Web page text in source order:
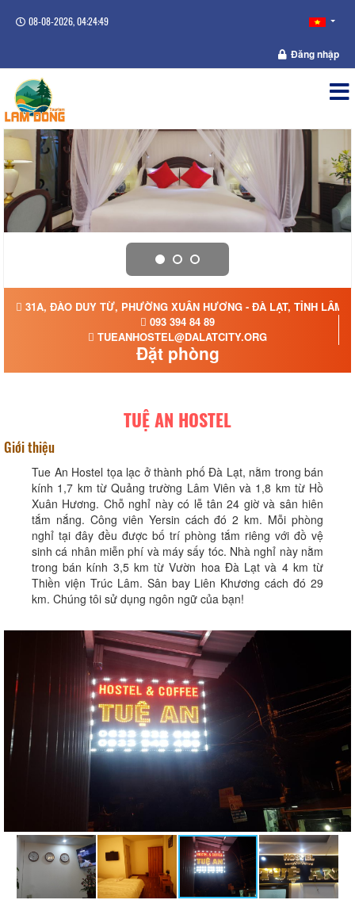
08-08-2026, 04:24:49
Đăng nhập
31A, ĐÀO DUY TỪ, PHƯỜNG XUÂN HƯƠNG - ĐÀ LẠT, TỈNH LÂM
093 394 84 89
TUEANHOSTEL@DALATCITY.ORG
Đặt phòng
TUỆ AN HOSTEL
Giới thiệu
Tue An Hostel tọa lạc ở thành phố Đà Lạt, nằm trong bán
kính 1,7 km từ Quảng trường Lâm Viên và 1,8 km từ Hồ
Xuân Hương. Chỗ nghỉ này có lễ tân 24 giờ và sân hiên
tắm nắng. Công viên Yersin cách đó 2 km. Mỗi phòng
nghỉ tại đây đều được bố trí phòng tắm riêng với đồ vệ
sinh cá nhân miễn phí và máy sấy tóc. Nhà nghỉ này nằm
trong bán kính 3,5 km từ Vườn hoa Đà Lạt và 4 km từ
Thiền viện Trúc Lâm. Sân bay Liên Khương cách đó 29
km. Chúng tôi sử dụng ngôn ngữ của bạn!